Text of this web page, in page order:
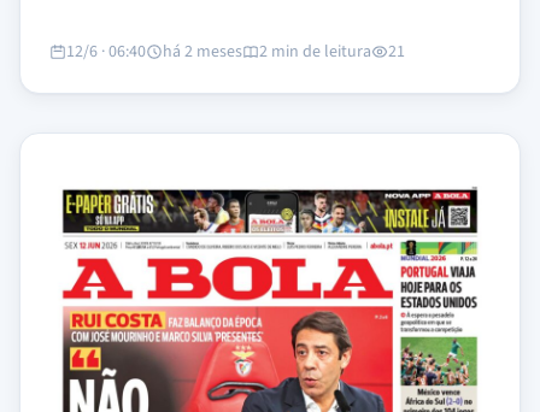
12/6 · 06:40 há 2 meses 2 min de leitura 21